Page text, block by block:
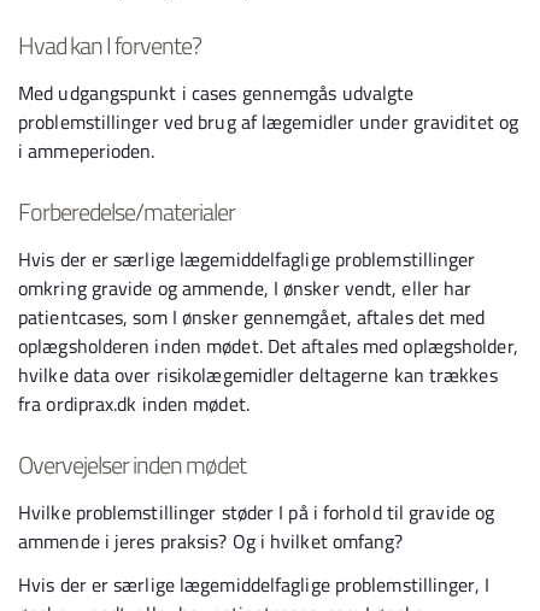
Hvad kan I forvente?
Med udgangspunkt i cases gennemgås udvalgte
problemstillinger ved brug af lægemidler under graviditet og
i ammeperioden.
Forberedelse/materialer
Hvis der er særlige lægemiddelfaglige problemstillinger
omkring gravide og ammende, I ønsker vendt, eller har
patientcases, som I ønsker gennemgået, aftales det med
oplægsholderen inden mødet. Det aftales med oplægsholder,
hvilke data over risikolægemidler deltagerne kan trækkes
fra ordiprax.dk inden mødet.
Overvejelser inden mødet
Hvilke problemstillinger støder I på i forhold til gravide og
ammende i jeres praksis? Og i hvilket omfang?
Hvis der er særlige lægemiddelfaglige problemstillinger, I